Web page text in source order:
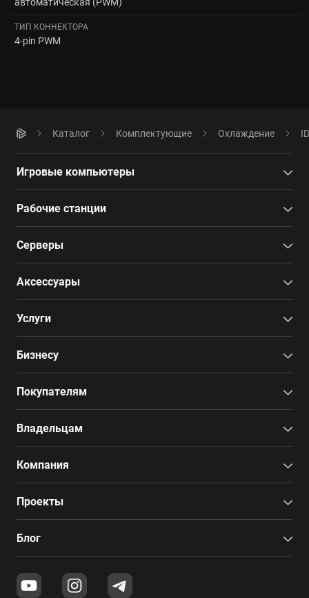
ТИП КОННЕКТОРА
4-pin PWM
Каталог Комплектующие Охлаждение
Игровые компьютеры
Рабочие станции
Серверы
Аксессуары
Услуги
Бизнесу
Покупателям
Владельцам
Компания
Проекты
Блог